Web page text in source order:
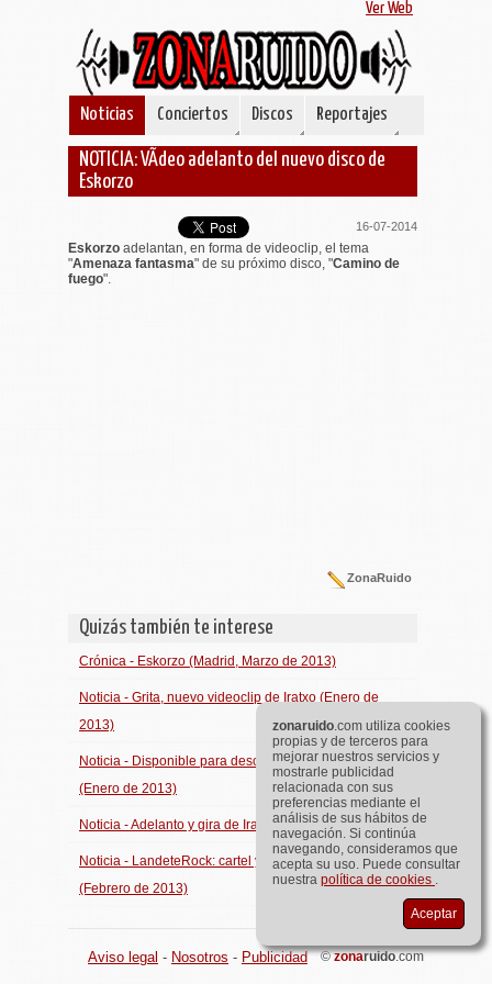
Ver Web
Noticias Conciertos Discos Reportajes
NOTICIA: VÃ­deo adelanto del nuevo disco de
Eskorzo
16-07-2014
Eskorzo adelantan, en forma de videoclip, el tema
"Amenaza fantasma" de su próximo disco, "Camino de
fuego".
ZonaRuido
Quizás también te interese
Crónica - Eskorzo (Madrid, Marzo de 2013)
Noticia - Grita, nuevo videoclip de Iratxo (Enero de
2013)
Noticia - Disponible para descargar lo nuevo de Iratxo
(Enero de 2013)
Noticia - Adelanto y gira de Iratxo (Enero de 2013)
Noticia - LandeteRock: cartel y concurso de bandas
(Febrero de 2013)
Aviso legal - Nosotros - Publicidad ©zonaruido.com
zonaruido.com utiliza cookies
propias y de terceros para
mejorar nuestros servicios y
mostrarle publicidad
relacionada con sus
preferencias mediante el
análisis de sus hábitos de
navegación. Si continúa
navegando, consideramos que
acepta su uso. Puede consultar
nuestra política de cookies .
Aceptar